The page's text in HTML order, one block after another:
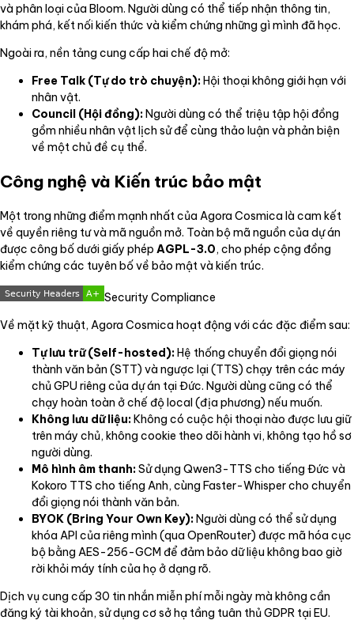
và phân loại của Bloom. Người dùng có thể tiếp nhận thông tin,
khám phá, kết nối kiến thức và kiểm chứng những gì mình đã học.
Ngoài ra, nền tảng cung cấp hai chế độ mở:
Free Talk (Tự do trò chuyện):Hội thoại không giới hạn với
nhân vật.
Council (Hội đồng):Người dùng có thể triệu tập hội đồng
gồm nhiều nhân vật lịch sử để cùng thảo luận và phản biện
về một chủ đề cụ thể.
Công nghệ và Kiến trúc bảo mật
Một trong những điểm mạnh nhất của Agora Cosmica là cam kết
về quyền riêng tư và mã nguồn mở. Toàn bộ mã nguồn của dự án
được công bố dưới giấy phép AGPL-3.0, cho phép cộng đồng
kiểm chứng các tuyên bố về bảo mật và kiến trúc.
Security Compliance
Về mặt kỹ thuật, Agora Cosmica hoạt động với các đặc điểm sau:
Tự lưu trữ (Self-hosted):Hệ thống chuyển đổi giọng nói
thành văn bản (STT) và ngược lại (TTS) chạy trên các máy
chủ GPU riêng của dự án tại Đức. Người dùng cũng có thể
chạy hoàn toàn ở chế độ local (địa phương) nếu muốn.
Không lưu dữ liệu:Không có cuộc hội thoại nào được lưu giữ
trên máy chủ, không cookie theo dõi hành vi, không tạo hồ sơ
người dùng.
Mô hình âm thanh:Sử dụng Qwen3-TTS cho tiếng Đức và
Kokoro TTS cho tiếng Anh, cùng Faster-Whisper cho chuyển
đổi giọng nói thành văn bản.
BYOK (Bring Your Own Key):Người dùng có thể sử dụng
khóa API của riêng mình (qua OpenRouter) được mã hóa cục
bộ bằng AES-256-GCM để đảm bảo dữ liệu không bao giờ
rời khỏi máy tính của họ ở dạng rõ.
Dịch vụ cung cấp 30 tin nhắn miễn phí mỗi ngày mà không cần
đăng ký tài khoản, sử dụng cơ sở hạ tầng tuân thủ GDPR tại EU.